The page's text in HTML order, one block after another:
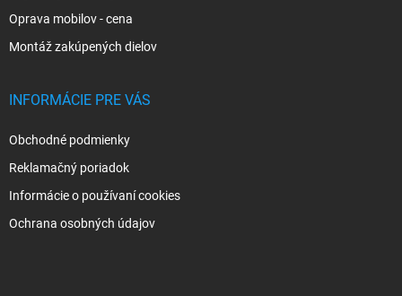
Oprava mobilov - cena
Montáž zakúpených dielov
INFORMÁCIE PRE VÁS
Obchodné podmienky
Reklamačný poriadok
Informácie o používaní cookies
Ochrana osobných údajov